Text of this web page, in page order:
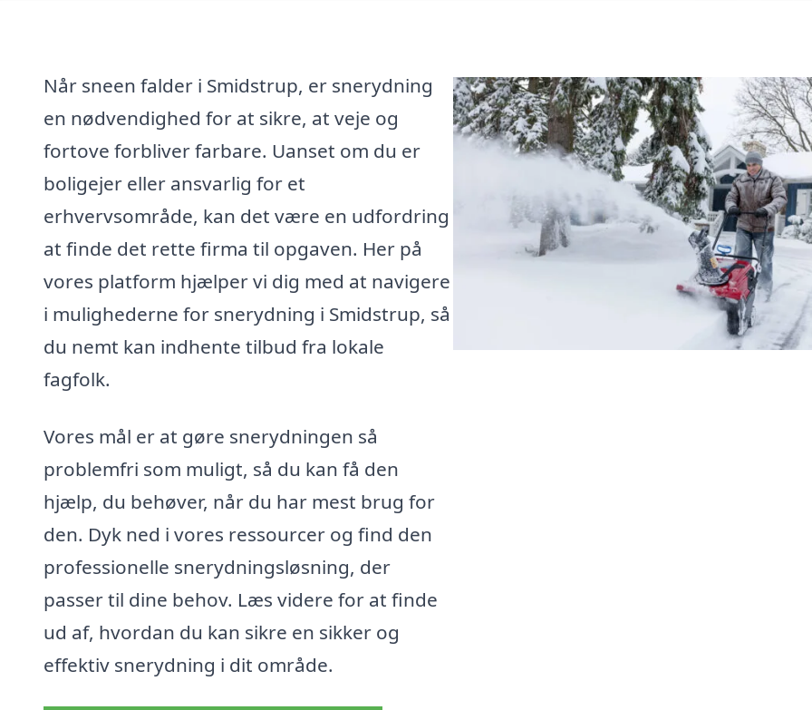
Når sneen falder i Smidstrup, er snerydning
en nødvendighed for at sikre, at veje og
fortove forbliver farbare. Uanset om du er
boligejer eller ansvarlig for et
erhvervsområde, kan det være en udfordring
at finde det rette firma til opgaven. Her på
vores platform hjælper vi dig med at navigere
i mulighederne for snerydning i Smidstrup, så
du nemt kan indhente tilbud fra lokale
fagfolk.
Vores mål er at gøre snerydningen så
problemfri som muligt, så du kan få den
hjælp, du behøver, når du har mest brug for
den. Dyk ned i vores ressourcer og find den
professionelle snerydningsløsning, der
passer til dine behov. Læs videre for at finde
ud af, hvordan du kan sikre en sikker og
effektiv snerydning i dit område.